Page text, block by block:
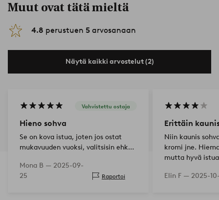
Muut ovat tätä mieltä
4.8 perustuen 5 arvosanaan
Näytä kaikki arvostelut (2)
Vahvistettu ostaja
Hieno sohva
Se on kova istua, joten jos ostat
mukavuuden vuoksi, valitsisin ehkä
katsella ja sopiva meidän
käyttöömme 😄
Mona B — 2025-09-
25
Raportoi
Erittäin
Niin kaunis
kromi jne.
mutta hyvä
Elin F — 2025-